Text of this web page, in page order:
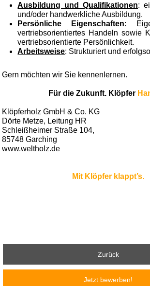
Ausbildung und Qualifikationen:
und/oder handwerkliche Ausbildung.
Persönliche Eigenschaften:
vertriebsorientiertes Handeln sowie
vertriebsorientierte Persönlichkeit.
Arbeitsweise: Strukturiert und
Gern möchten wir Sie kennenlernen.
Für die Zukunft. Klöpfer
Klöpferholz GmbH & Co. KG
Dörte Metze, Leitung HR
Schleißheimer Straße 104,
85748 Garching
www.weltholz.de
Mit Klöpfer klappt’s.
Zurück
Jetzt bewerben!